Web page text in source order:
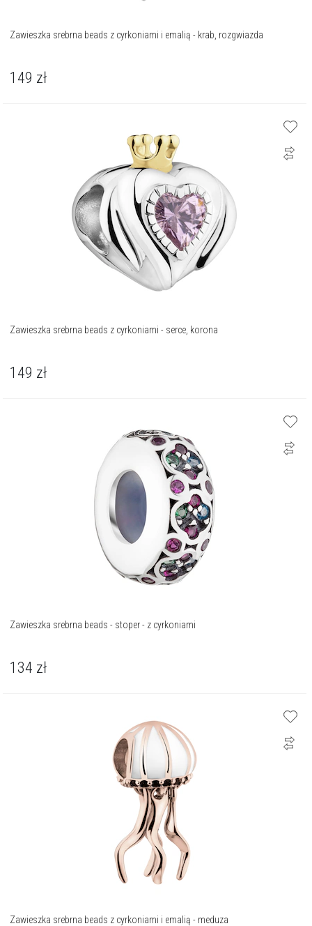
Zawieszka srebrna beads z cyrkoniami i emalią - krab, rozgwiazda
149 zł
Zawieszka srebrna beads z cyrkoniami - serce, korona
149 zł
Zawieszka srebrna beads - stoper - z cyrkoniami
134 zł
Zawieszka srebrna beads z cyrkoniami i emalią - meduza